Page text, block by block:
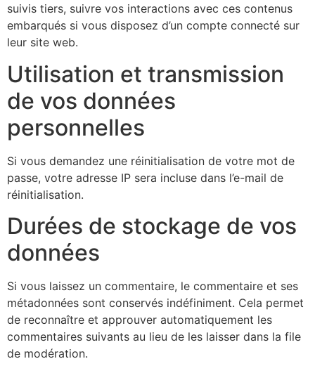
suivis tiers, suivre vos interactions avec ces contenus
embarqués si vous disposez d’un compte connecté sur
leur site web.
Utilisation et transmission
de vos données
personnelles
Si vous demandez une réinitialisation de votre mot de
passe, votre adresse IP sera incluse dans l’e-mail de
réinitialisation.
Durées de stockage de vos
données
Si vous laissez un commentaire, le commentaire et ses
métadonnées sont conservés indéfiniment. Cela permet
de reconnaître et approuver automatiquement les
commentaires suivants au lieu de les laisser dans la file
de modération.